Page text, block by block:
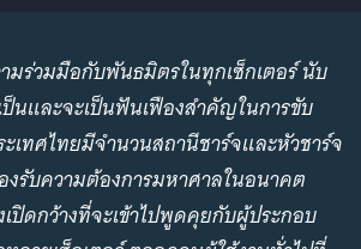
มร่วมมือกับพันธมิตรในทุกเซ็กเตอร์ นับ
ป็นและจะเป็นฟันเฟืองสำคัญในการขับ
เทศไทยมีจำนวนสถานีชาร์จและหัวชาร์จ
งรับความต้องการมหาศาลในอนาคต
เปิดกว้างที่จะเข้าไปพูดคุยกับผู้ประกอบ